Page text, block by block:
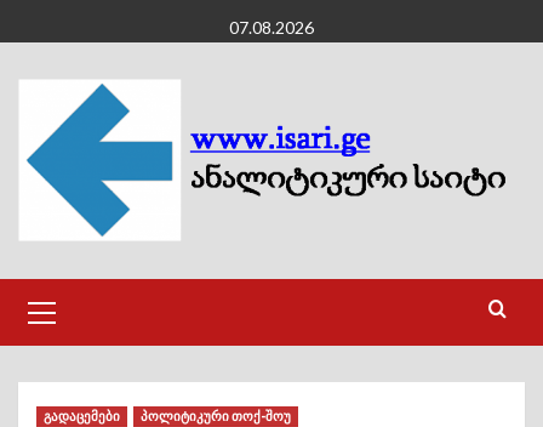
to
content
07.08.2026
Menu
გადაცემები პოლიტიკური თოქ-შოუ